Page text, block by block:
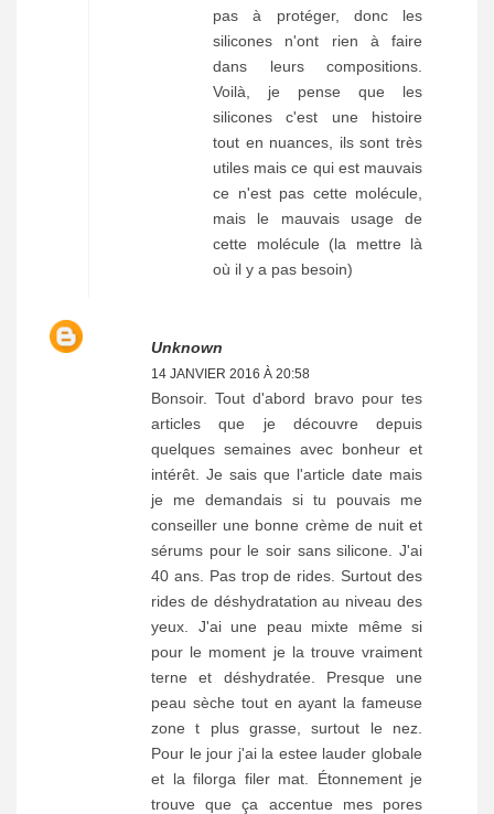
pas à protéger, donc les
silicones n'ont rien à faire
dans leurs compositions.
Voilà, je pense que les
silicones c'est une histoire
tout en nuances, ils sont très
utiles mais ce qui est mauvais
ce n'est pas cette molécule,
mais le mauvais usage de
cette molécule (la mettre là
où il y a pas besoin)
Unknown
14 JANVIER 2016 À 20:58
Bonsoir. Tout d'abord bravo pour tes
articles que je découvre depuis
quelques semaines avec bonheur et
intérêt. Je sais que l'article date mais
je me demandais si tu pouvais me
conseiller une bonne crème de nuit et
sérums pour le soir sans silicone. J'ai
40 ans. Pas trop de rides. Surtout des
rides de déshydratation au niveau des
yeux. J'ai une peau mixte même si
pour le moment je la trouve vraiment
terne et déshydratée. Presque une
peau sèche tout en ayant la fameuse
zone t plus grasse, surtout le nez.
Pour le jour j'ai la estee lauder globale
et la filorga filer mat. Étonnement je
trouve que ça accentue mes pores